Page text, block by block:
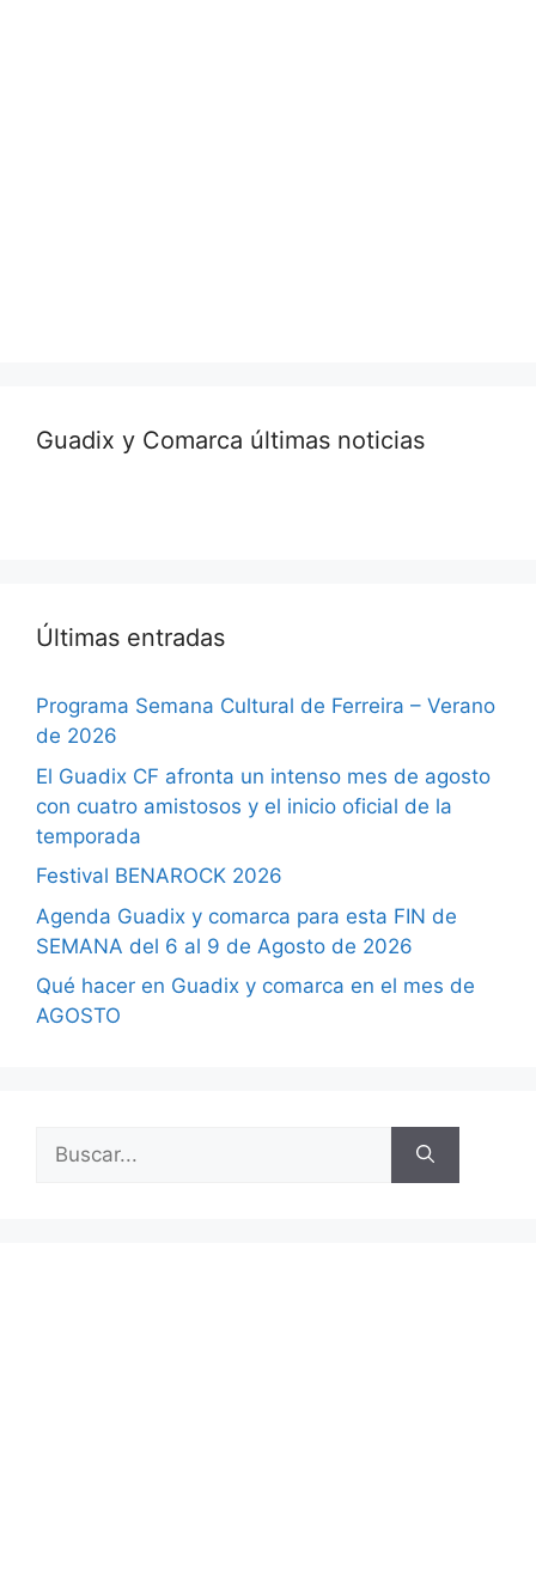
Guadix y Comarca últimas noticias
Últimas entradas
Programa Semana Cultural de Ferreira – Verano
de 2026
El Guadix CF afronta un intenso mes de agosto
con cuatro amistosos y el inicio oficial de la
temporada
Festival BENAROCK 2026
Agenda Guadix y comarca para esta FIN de
SEMANA del 6 al 9 de Agosto de 2026
Qué hacer en Guadix y comarca en el mes de
AGOSTO
Buscar: